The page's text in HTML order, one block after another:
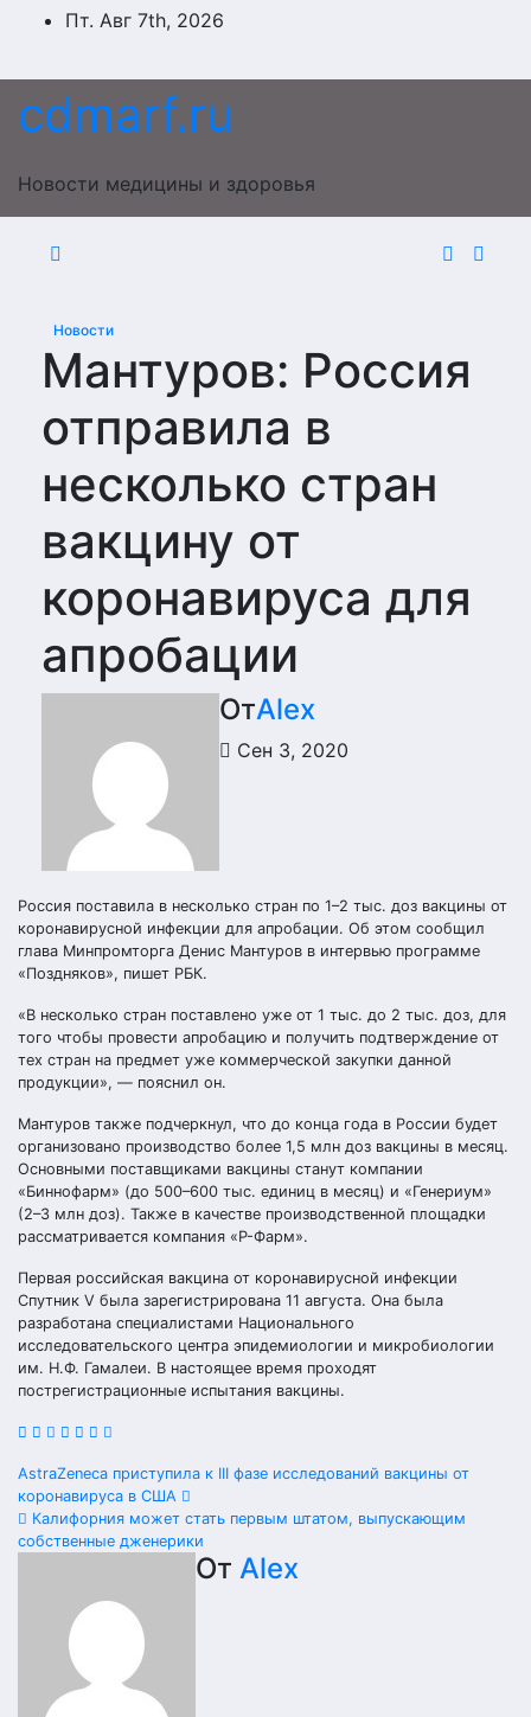
ПерейтиПт. Авг 7th, 2026
cdmarf.ru
Новости медицины и здоровья
Новости
Мантуров: Россия
отправила в
несколько стран
вакцину от
коронавируса для
апробации
ОтAlex
Сен 3, 2020
Россия поставила в несколько стран по 1–2 тыс. доз вакцины от
коронавирусной инфекции для апробации. Об этом сообщил
глава Минпромторга Денис Мантуров в интервью программе
«Поздняков», пишет РБК.
«В несколько стран поставлено уже от 1 тыс. до 2 тыс. доз, для
того чтобы провести апробацию и получить подтверждение от
тех стран на предмет уже коммерческой закупки данной
продукции», — пояснил он.
Мантуров также подчеркнул, что до конца года в России будет
организовано производство более 1,5 млн доз вакцины в месяц.
Основными поставщиками вакцины станут компании
«Биннофарм» (до 500–600 тыс. единиц в месяц) и «Генериум»
(2–3 млн доз). Также в качестве производственной площадки
рассматривается компания «Р-Фарм».
Первая российская вакцина от коронавирусной инфекции
Спутник V была зарегистрирована 11 августа. Она была
разработана специалистами Национального
исследовательского центра эпидемиологии и микробиологии
им. Н.Ф. Гамалеи. В настоящее время проходят
пострегистрационные испытания вакцины.
Навигация
по
AstraZeneca приступила к III фазе исследований вакцины от
коронавируса в США
Калифорния может стать первым штатом, выпускающим
собственные дженерики
От Alex